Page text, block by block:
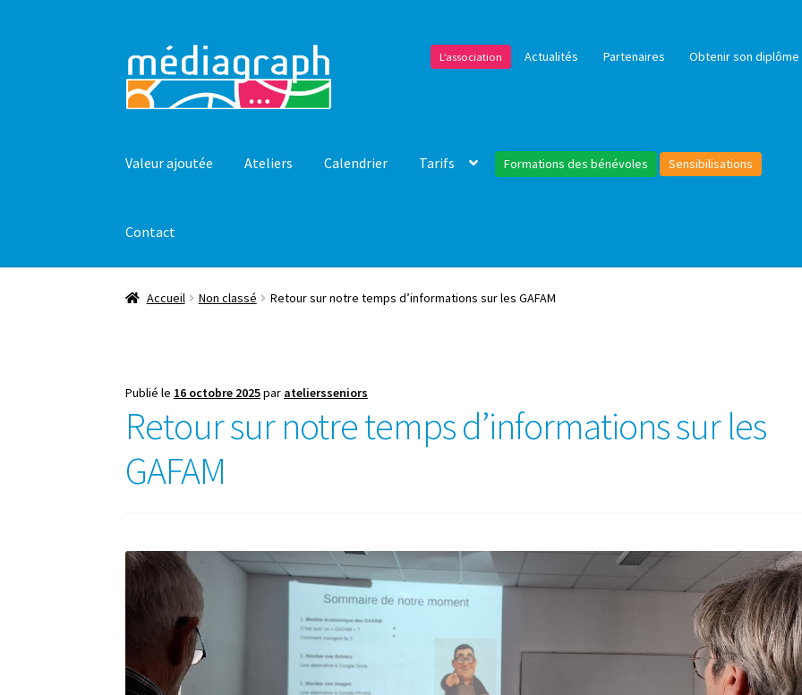
la
navigation
contenu
L’association Actualités Partenaires Obtenir son diplôme
Valeur ajoutée Ateliers Calendrier Tarifs Formations des bénévoles Sensibilisations
Contact
Accueil Non classé Retour sur notre temps d’informations sur les GAFAM
Publié le 16 octobre 2025par ateliersseniors
Retour sur notre temps d’informations sur les
GAFAM